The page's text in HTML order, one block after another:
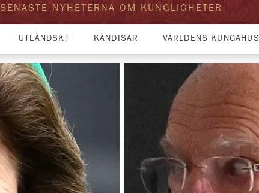
SENASTE NYHETERNA OM KUNGLIGHETER
UTLÄNDSKT KÄNDISAR VÄRLDENS KUNGAHUS